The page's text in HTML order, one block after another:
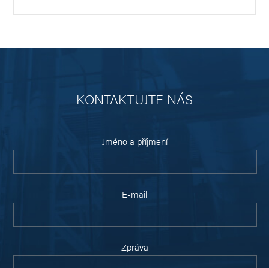
KONTAKTUJTE NÁS
Jméno a příjmení
E-mail
Zpráva